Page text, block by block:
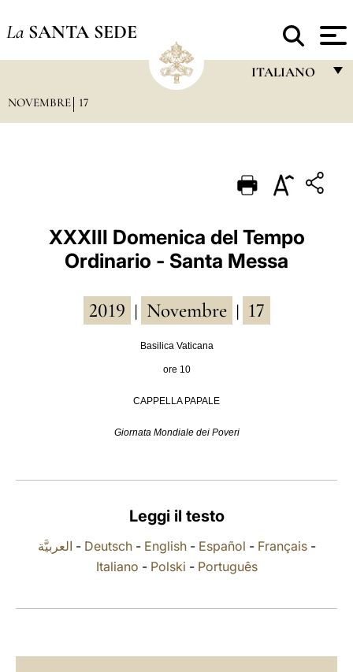
La SANTA SEDE
ITALIANO
PORTUGUÊS
ESPAÑOL
DEUTSCH
العربيّة
NOVEMBRE 17
XXXIII Domenica del Tempo
Ordinario - Santa Messa
2019 Novembre 17
Basilica Vaticana
ore 10
CAPPELLA PAPALE
Giornata Mondiale dei Poveri
Leggi il testo
العربيَّة - Deutsch- English- Español - Français-
Italiano - Polski - Português